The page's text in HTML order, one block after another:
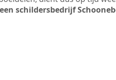
schildersbedrijf